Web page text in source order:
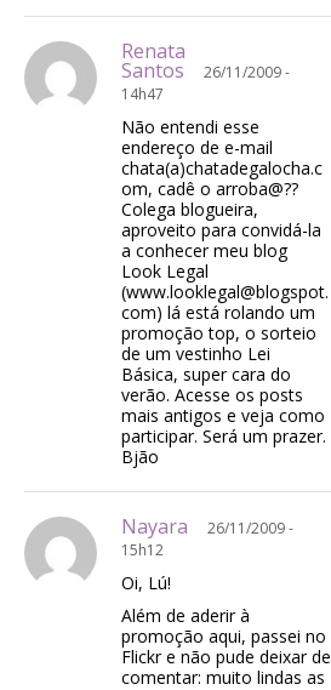
Renata
Santos
26/11/2009 -
14h47
Não entendi esse
endereço de e-mail
chata(a)chatadegalocha.c
om, cadê o arroba@??
Colega blogueira,
aproveito para convidá-la
a conhecer meu blog
Look Legal
(www.looklegal@blogspot.
com) lá está rolando um
promoção top, o sorteio
de um vestinho Lei
Básica, super cara do
verão. Acesse os posts
mais antigos e veja como
participar. Será um prazer.
Bjão
Nayara
26/11/2009 -
15h12
Oi, Lú!
Além de aderir à
promoção aqui, passei no
Flickr e não pude deixar de
comentar: muito lindas as